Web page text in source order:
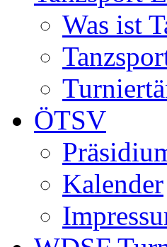
Was ist
ÖTSV
Kalender